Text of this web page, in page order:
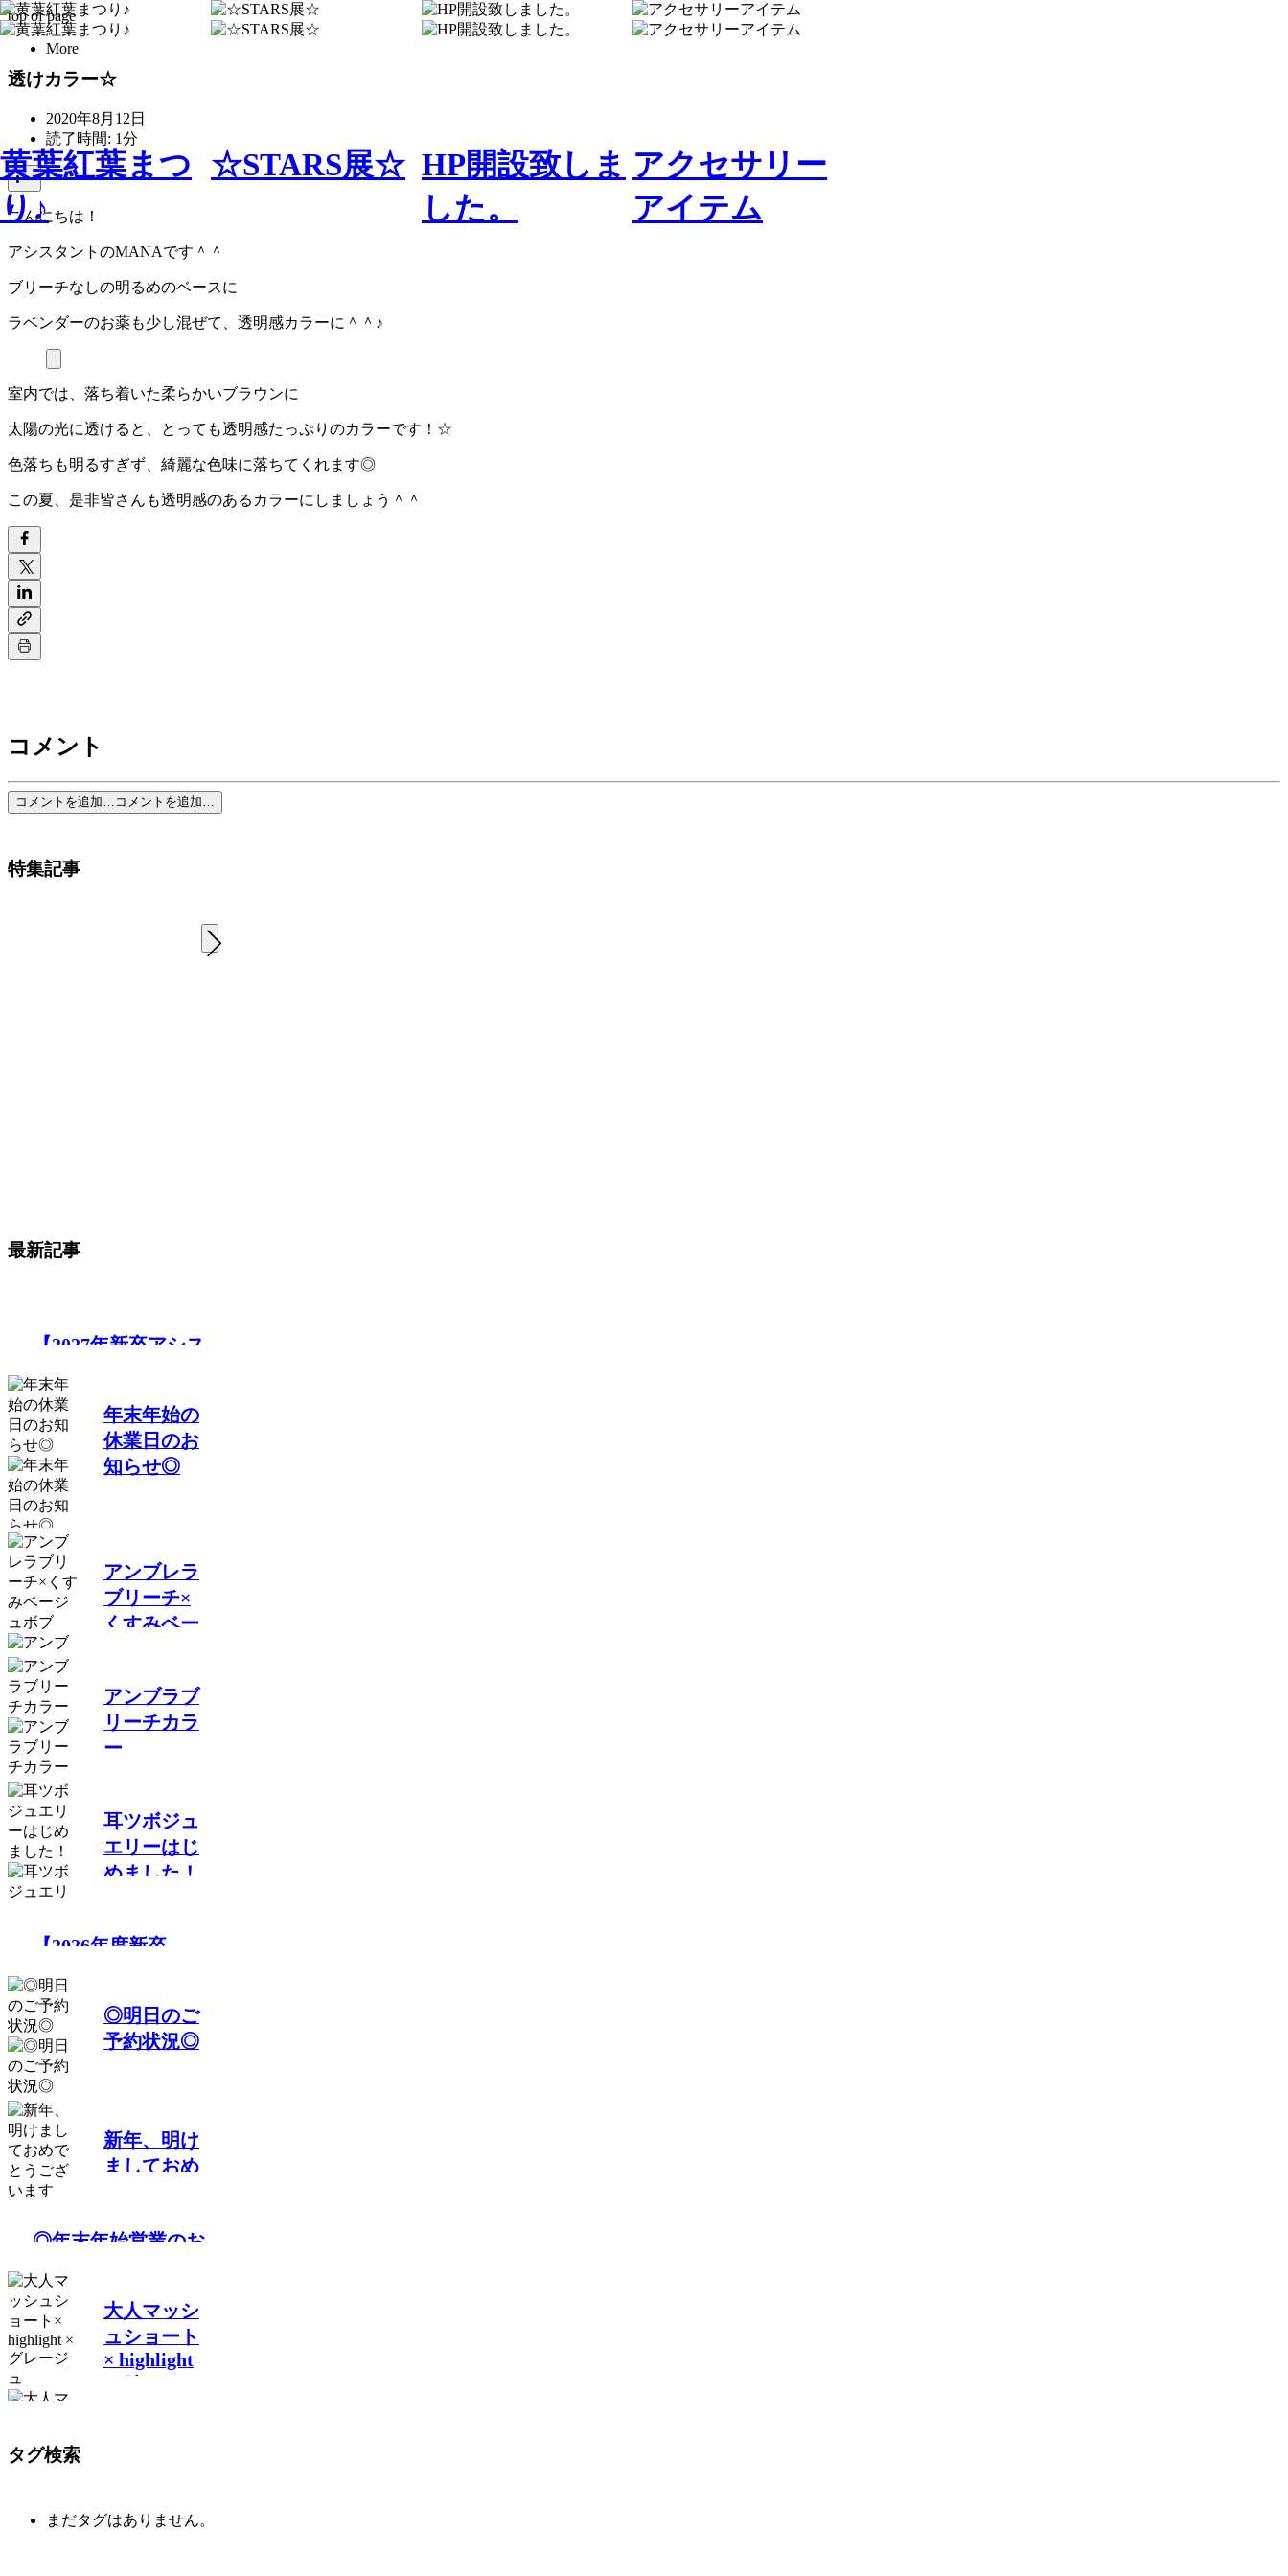
top of page
More
透けカラー☆
2020年8月12日
読了時間: 1分
こんにちは！
アシスタントのMANAです＾＾
ブリーチなしの明るめのベースに
ラベンダーのお薬も少し混ぜて、透明感カラーに＾＾♪
室内では、落ち着いた柔らかいブラウンに
太陽の光に透けると、とっても透明感たっぷりのカラーです！☆
色落ちも明るすぎず、綺麗な色味に落ちてくれます◎
この夏、是非皆さんも透明感のあるカラーにしましょう＾＾
コメント
コメントを追加… コメントを追加…
特集記事
黄葉紅葉まつ
り♪
☆STARS展☆ HP開設致しま
した。
アクセサリー
アイテム
最新記事
【2027年新卒アシス
タント募集につい
て】​​
年末年始の
休業日のお
知らせ◎
アンブレラ
ブリーチ×
くすみベー
アンブラブ
リーチカラ
ー
耳ツボジュ
エリーはじ
めました！
【2026年度新卒
シスタント】募集の
お知らせ◎明日のご
予約状況◎
新年、明け
ましておめ
◎年末年始営業のお
大人マッシ
ュショート
× highlight
タグ検索
まだタグはありません。